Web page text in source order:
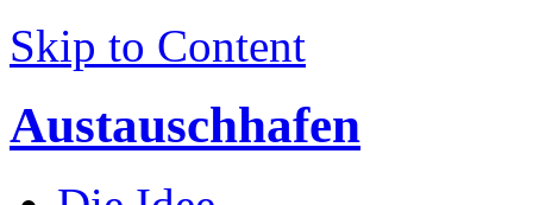
Skip to Content
Austauschhafen